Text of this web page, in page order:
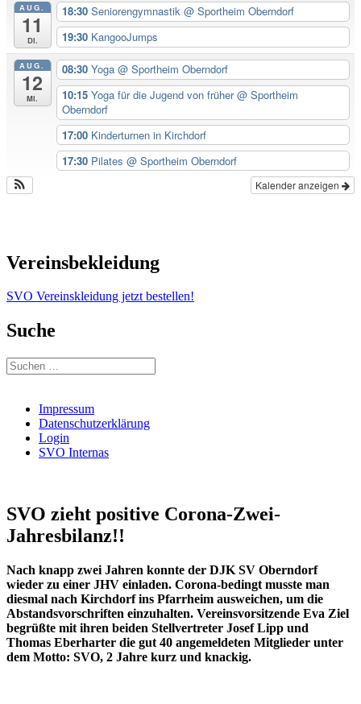
AUG.
11
Di.
18:30 Seniorengymnastik @ Sportheim Oberndorf
19:30 KangooJumps
AUG.
12
Mi.
08:30 Yoga @ Sportheim Oberndorf
10:15 Yoga für die Jugend von früher@ Sportheim
Oberndorf
17:00 Kinderturnen in Kirchdorf
17:30 Pilates @ Sportheim Oberndorf
Kalender anzeigen
Vereinsbekleidung
SVO Vereinskleidung jetzt bestellen!
Suche
Suchen
nach:
Impressum
Datenschutzerklärung
Login
SVO Internas
SVO zieht positive Corona-Zwei-
Jahresbilanz!!
Nach knapp zwei Jahren konnte der DJK SV Oberndorf
wieder zu einer JHV einladen. Corona-bedingt musste man
diesmal nach Kirchdorf ins Pfarrheim ausweichen, um die
Abstandsvorschriften einzuhalten. Vereinsvorsitzende Eva Ziel
begrüßte mit ihren beiden Stellvertreter Josef Lipp und
Thomas Eberharter die gut 40 angemeldeten Mitglieder unter
dem Motto: SVO, 2 Jahre kurz und knackig.